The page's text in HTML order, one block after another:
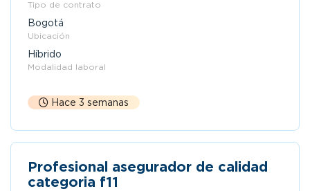
Tipo de contrato
Bogotá
Ubicación
Híbrido
Modalidad laboral
Hace 3 semanas
Profesional asegurador de calidad
categoria f11